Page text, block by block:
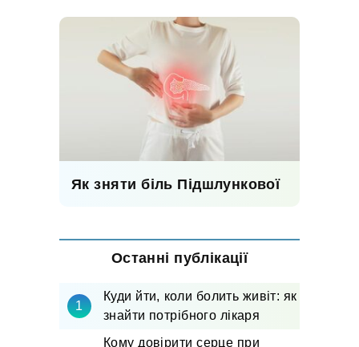
Як зняти біль Підшлункової
Останні публікації
Куди йти, коли болить живіт: як
знайти потрібного лікаря
Кому довірити серце при